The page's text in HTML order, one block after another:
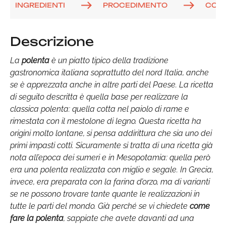
INGREDIENTI PROCEDIMENTO
Descrizione
La polenta è un piatto tipico della tradizione
gastronomica italiana soprattutto del nord Italia, anche
se è apprezzata anche in altre parti del Paese. La ricetta
di seguito descritta è quella base per realizzare la
classica polenta: quella cotta nel paiolo di rame e
rimestata con il mestolone di legno. Questa ricetta ha
origini molto lontane, si pensa addirittura che sia uno dei
primi impasti cotti. Sicuramente si tratta di una ricetta già
nota all’epoca dei sumeri e in Mesopotamia: quella però
era una polenta realizzata con miglio e segale. In Grecia,
invece, era preparata con la farina d’orzo, ma di varianti
se ne possono trovare tante quante le realizzazioni in
tutte le parti del mondo. Già perché se vi chiedete come
fare la polenta, sappiate che avete davanti ad una